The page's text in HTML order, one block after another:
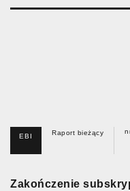
EBI Raport bieżący
Zakończenie